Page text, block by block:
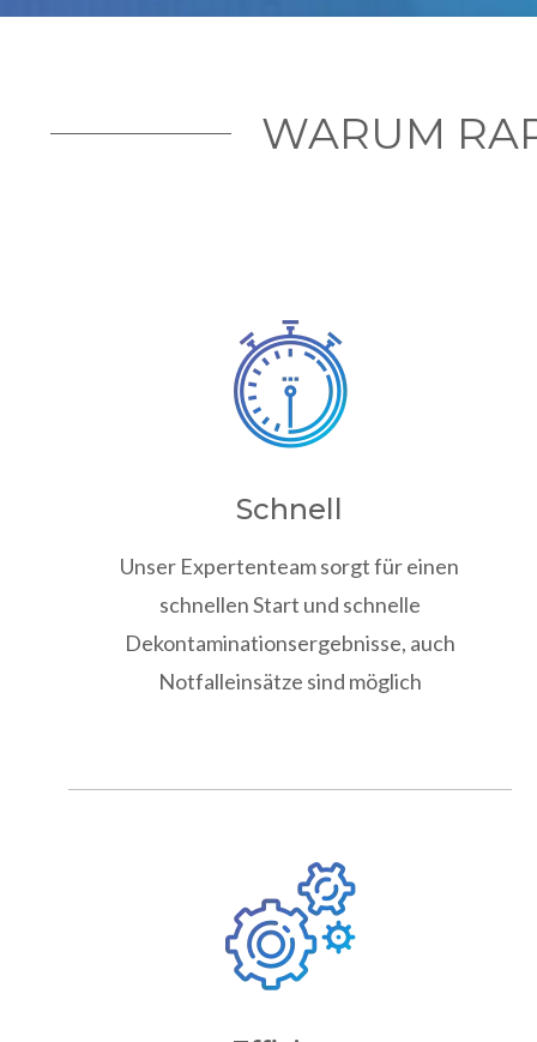
WARUM
Schnell
Unser Expertenteam sorgt für einen
schnellen Start und schnelle
Dekontaminationsergebnisse, auch
Notfalleinsätze sind möglich